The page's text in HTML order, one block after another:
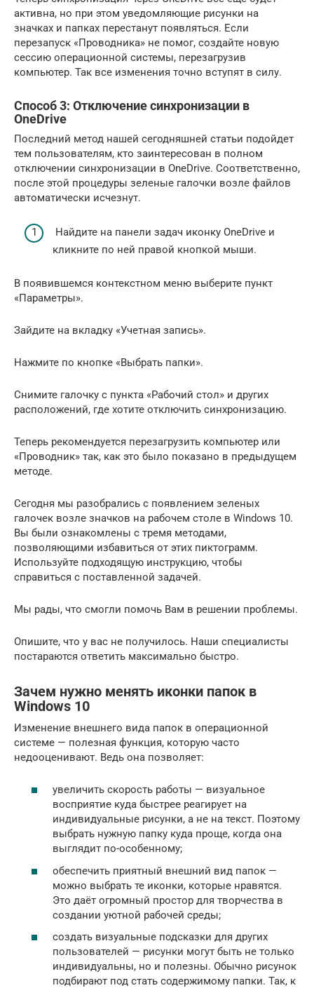
активна, но при этом уведомляющие рисунки на
значках и папках перестанут появляться. Если
перезапуск «Проводника» не помог, создайте новую
сессию операционной системы, перезагрузив
компьютер. Так все изменения точно вступят в силу.
Способ 3: Отключение синхронизации в
OneDrive
Последний метод нашей сегодняшней статьи подойдет
тем пользователям, кто заинтересован в полном
отключении синхронизации в OneDrive. Соответственно,
после этой процедуры зеленые галочки возле файлов
автоматически исчезнут.
Найдите на панели задач иконку OneDrive и
кликните по ней правой кнопкой мыши.
В появившемся контекстном меню выберите пункт
«Параметры».
Зайдите на вкладку «Учетная запись».
Нажмите по кнопке «Выбрать папки».
Снимите галочку с пункта «Рабочий стол» и других
расположений, где хотите отключить синхронизацию.
Теперь рекомендуется перезагрузить компьютер или
«Проводник» так, как это было показано в предыдущем
методе.
Сегодня мы разобрались с появлением зеленых
галочек возле значков на рабочем столе в Windows 10.
Вы были ознакомлены с тремя методами,
позволяющими избавиться от этих пиктограмм.
Используйте подходящую инструкцию, чтобы
справиться с поставленной задачей.
Мы рады, что смогли помочь Вам в решении проблемы.
Опишите, что у вас не получилось. Наши специалисты
постараются ответить максимально быстро.
Зачем нужно менять иконки папок в
Windows 10
Изменение внешнего вида папок в операционной
системе — полезная функция, которую часто
недооценивают. Ведь она позволяет:
увеличить скорость работы — визуальное
восприятие куда быстрее реагирует на
индивидуальные рисунки, а не на текст. Поэтому
выбрать нужную папку куда проще, когда она
выглядит по-особенному;
обеспечить приятный внешний вид папок —
можно выбрать те иконки, которые нравятся.
Это даёт огромный простор для творчества в
создании уютной рабочей среды;
создать визуальные подсказки для других
пользователей — рисунки могут быть не только
индивидуальны, но и полезны. Обычно рисунок
подбирают под стать содержимому папки. Так, к